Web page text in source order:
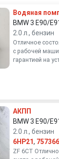
Водяная
BMW 3 E90/
2.0 л., бензин
Отличное
с рабочей
гарантией на
АКПП
BMW 3 E90/
2.0 л., бензин
6HP21,
ZF 6СТ